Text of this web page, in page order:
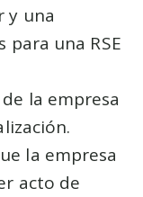
y una
para una RSE
la empresa
la empresa
acto de